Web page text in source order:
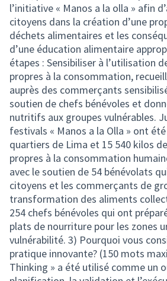
l’initiative « Manos a la olla » afin
citoyens dans la création d’une
déchets alimentaires et les
d’une éducation alimentaire
étapes : Sensibiliser à l’utilisation
propres à la consommation,
auprès des commerçants
soutien de chefs bénévoles et
nutritifs aux groupes vulnérables.
festivals « Manos a la Olla » ont
quartiers de Lima et 15 540 kilos
propres à la consommation
avec le soutien de 54 bénévolats
citoyens et les commerçants de
transformation des aliments
254 chefs bénévoles qui ont
plats de nourriture pour les zones
vulnérabilité. 3) Pourquoi vous
pratique innovante? (150 mots
Thinking » a été utilisé comme un